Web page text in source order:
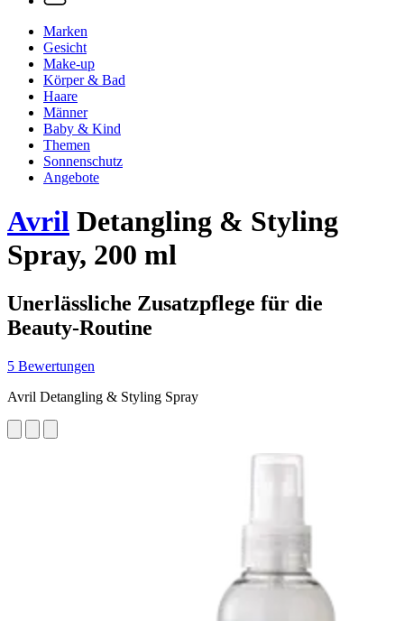
Marken
Gesicht
Make-up
Körper & Bad
Haare
Männer
Baby & Kind
Themen
Sonnenschutz
Angebote
Avril Detangling & Styling
Spray, 200 ml
Unerlässliche Zusatzpflege für die
Beauty-Routine
5 Bewertungen
Avril Detangling & Styling Spray